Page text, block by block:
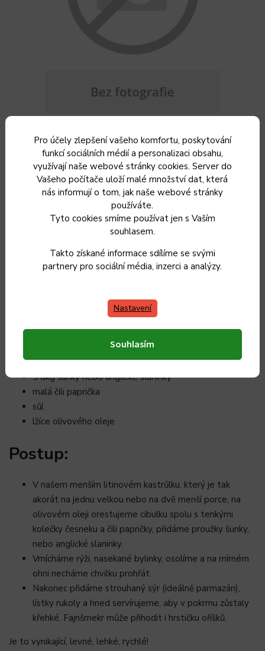
Pro účely zlepšení vašeho komfortu, poskytování
funkcí sociálních médií a personalizaci obsahu,
využívají naše webové stránky cookies. Server do
Vašeho počítače uloží malé množství dat, která
nás informují o tom, jak naše webové stránky
používáte.
Tyto cookies smíme používat jen s Vaším
souhlasem.
Takto získané informace sdílíme se svými
partnery pro sociální média, inzerci a analýzy.
Nastavení
Souhlasím
Je neděle večer. V poloprázdné lednici se po víkendu bojí
kousek sýra se zbytkem šunky, na balkóně se ještě stále
zelenají bylinky. Od oběda zbyla rýže. Co s ní? A nápad je na
Pro 2 osoby je potřeba:
200 g vařené rýže
2 stroužky česneku
hrsť zelených bylinek (bazalka, petržel, oregáno,
petrželka – co najdete)
5 dkg sýra
5 dkg šunky nebo anglické slaninky
malá čili paprička
sůl
lžíce olivového oleje
Postup:
V našem menším litinovém kastrůlku, který je tak
akorát na jednu velkou nebo na dvě menší porce, na
olivovém oleji orestujeme cibulku spolu s tenkými
kolečky česneku a čili papričky, přidáme proužky šunky,
nebo anglické slaninky.
Vmícháme rýži, nasekané bylinky, osolíme a na mírném
ohni necháme chvilku prohřát.
Nakonec přidáme strouhaný sýr (ideálně parmazán),
lístky rukoly a hned servírujeme, aby v pokrmu zůstaly
křehké. Fajnšmekr může přihodit i hrstičku oříšků.
Je to vynikající, levné, lehké, rychlé!